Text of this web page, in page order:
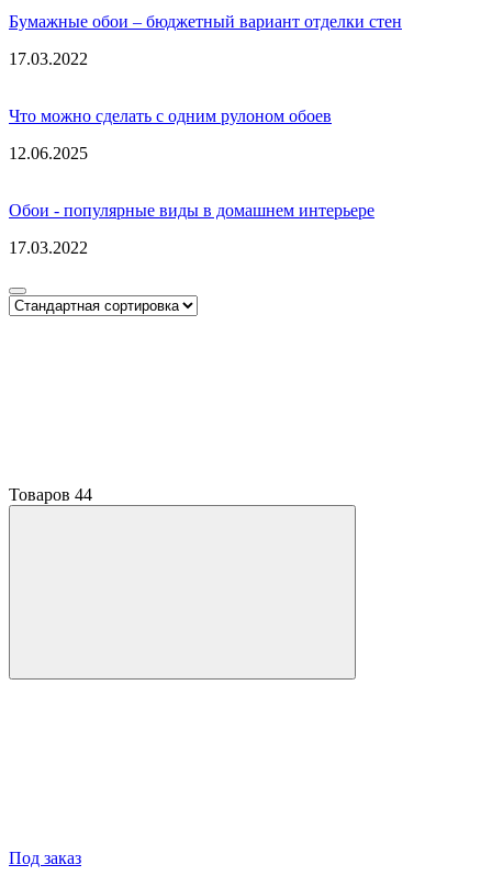
Бумажные обои – бюджетный вариант отделки стен
17.03.2022
Что можно сделать с одним рулоном обоев
12.06.2025
Обои - популярные виды в домашнем интерьере
17.03.2022
Товаров 44
Под заказ